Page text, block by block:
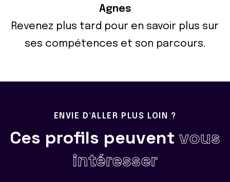
Agnes
Revenez plus tard pour en savoir plus sur
ses compétences et son parcours.
ENVIE D'ALLER PLUS LOIN ?
Ces profils peuvent vous
intéresser